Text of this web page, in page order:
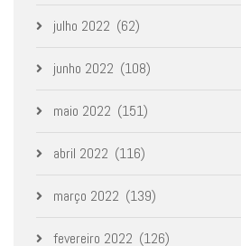
julho 2022 (62)
junho 2022 (108)
maio 2022 (151)
abril 2022 (116)
março 2022 (139)
fevereiro 2022 (126)